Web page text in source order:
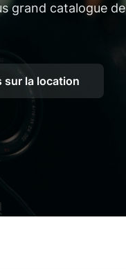
grand catalogue de
sur la location